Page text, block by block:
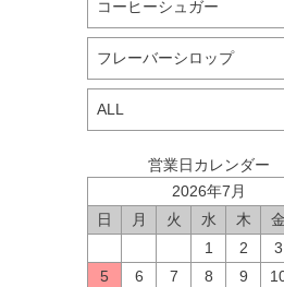
コーヒーシュガー
フレーバーシロップ
ALL
営業日カレンダー
2026年7月
日
月 火 水 木 金
1
2 3
5
6 7 8 9